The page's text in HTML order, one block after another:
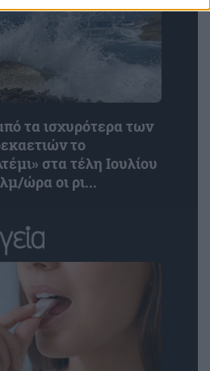
τα ισχυρότερα των
το
στα τέλη Ιουλίου
ώρα οι ρι...